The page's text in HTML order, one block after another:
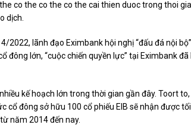
co the co the co the cai thien duoc trong thoi
dịch.
lãnh đạo Eximbank hội nghị “đấu đá nội
đông lớn, “cuộc chiến quyền lực” tại Eximbank
kế hoạch lớn trong thời gian gần đây. Toort
cổ đông sở hữu 100 cổ phiếu EIB sẽ nhận được
năm 2014 đến nay.